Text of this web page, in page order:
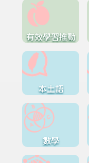
有效學習推動
本土語
數學